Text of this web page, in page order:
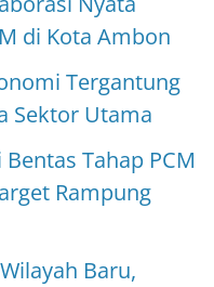
di Kota Ambon
Tergantung
Sektor Utama
Tahap PCM
Rampung
Baru,